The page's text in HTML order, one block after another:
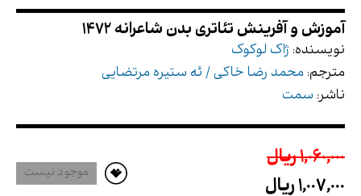
نویسنده: ژاک لوکوک
مترجم: محمد رضا خاکی / ئه ستیره مرتضایی
ناشر: سمت
1,060,000 ريال
1,007,000 ريال
موجود نیست